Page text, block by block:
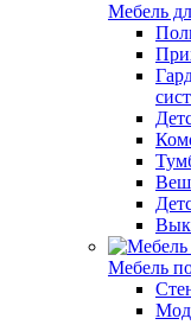
Мебель
Мебель